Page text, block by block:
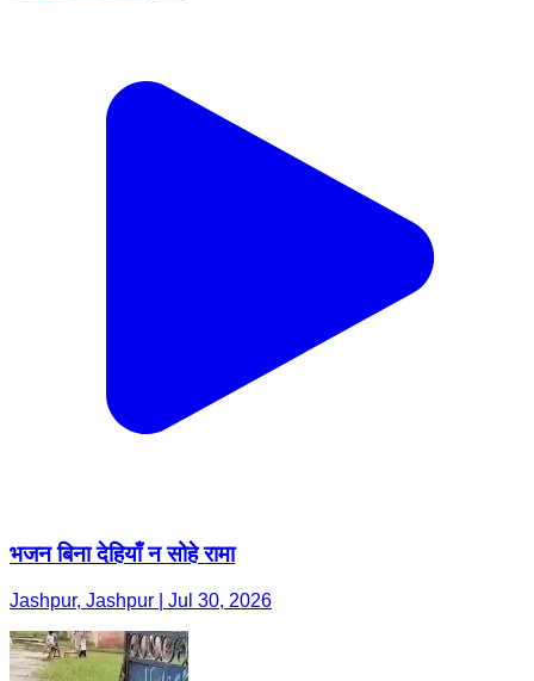
भजन बिना देहियाँ न सोहे रामा
Jashpur, Jashpur | Jul 30, 2026